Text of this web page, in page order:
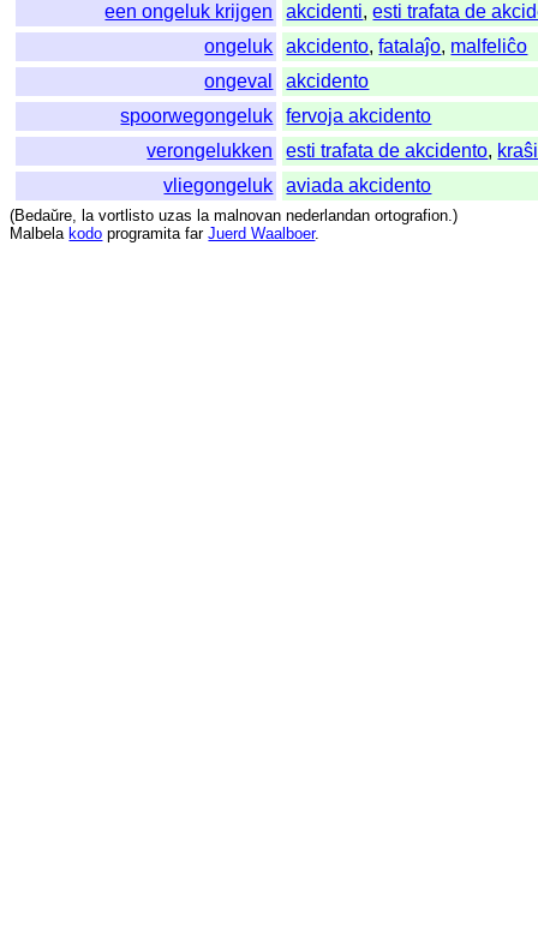
een ongeluk krijgen
akcidenti,esti trafata de
ongeluk
akcidento,fatalaĵo, malfeliĉo
ongeval
akcidento
spoorwegongeluk
fervoja akcidento
verongelukken
esti trafata de akcidento, kraŝi
vliegongeluk
aviada akcidento
(Bedaŭre, la vortlisto uzas la malnovan nederlandan ortografion.)
Malbela kodo programita far Juerd Waalboer.